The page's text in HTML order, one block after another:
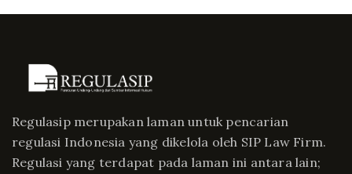
Regulasip merupakan laman untuk pencarian
regulasi Indonesia yang dikelola oleh SIP Law Firm.
Regulasi yang terdapat pada laman ini antara lain;